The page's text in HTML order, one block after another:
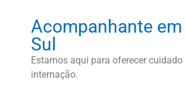
Acompanhante
Sul
Estamos aqui para oferecer
internação.